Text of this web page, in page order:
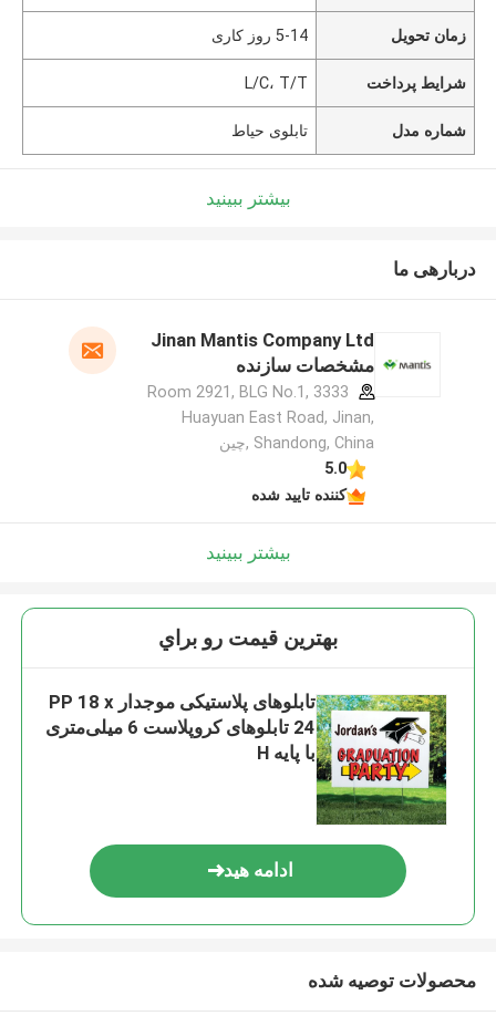
زمان تحویل 5-14 روز کاری
شرایط پرداخت L/C، T/T
شماره مدل تابلوی حیاط
بیشتر ببینید
دربارهی ما
Jinan Mantis Company Ltd
مشخصات سازنده
Room 2921, BLG No.1, 3333
Huayuan East Road, Jinan,
Shandong, China ,چین
5.0
کننده تایید شده
بیشتر ببینید
بهترين قيمت رو براي
تابلوهای پلاستیکی موجدار PP 18 x
24 تابلوهای کروپلاست 6 میلی‌متری
با پایه H
ادامه هید
محصولات توصیه شده